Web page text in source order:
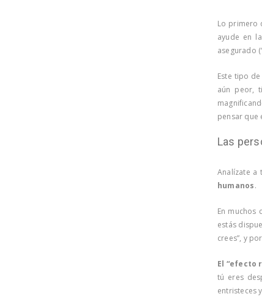
Lo primero
ayude en
asegurado
Este tipo
aún peor,
pensar que
Las
Analízate a
humanos.
En muchos
estás
crees”, y
El “efecto
tú eres
entristeces